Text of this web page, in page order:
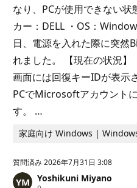
なり、PCが使用できない状
カー：DELL ・OS：
日、電源を入れた際に突然
れました。 【現在の状況
画面には回復キーIDが表示
PCでMicrosoftアカウント
す。 …
家庭向け Windows |
質問済み2026年7月31日 3:08
Yoshikuni Miyano